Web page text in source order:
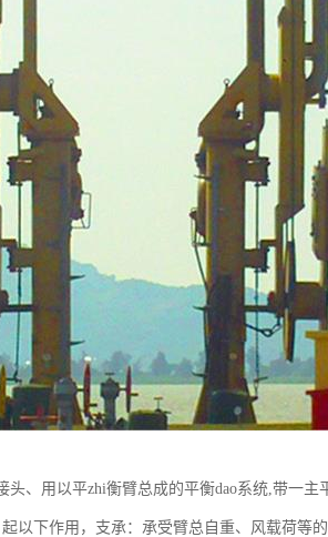
、用以平zhi衡臂总成的平衡dao系统,带一主
以下作用，支承：承受臂总自重、风载荷等